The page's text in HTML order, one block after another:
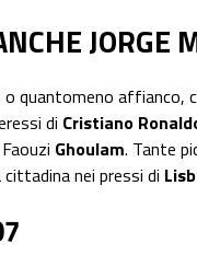
JORGE
o quantomeno affianco,
di Cristiano
Ghoulam. Tante
cittadina nei pressi di